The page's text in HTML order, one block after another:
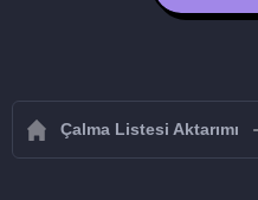
Çalma Listesi Aktarımı